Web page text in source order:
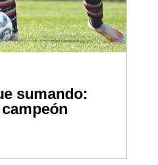
sumando: